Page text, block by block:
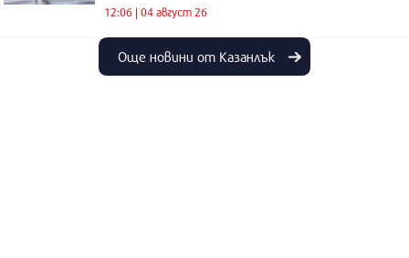
12:06 | 04 август 26
Още новини от Казанлък